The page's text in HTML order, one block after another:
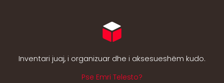
Inventari juaj, i organizuar dhe i aksesueshëm kudo.
Pse Emri Telesto?